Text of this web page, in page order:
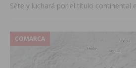
Sète y luchará por el título continental
COMARCA